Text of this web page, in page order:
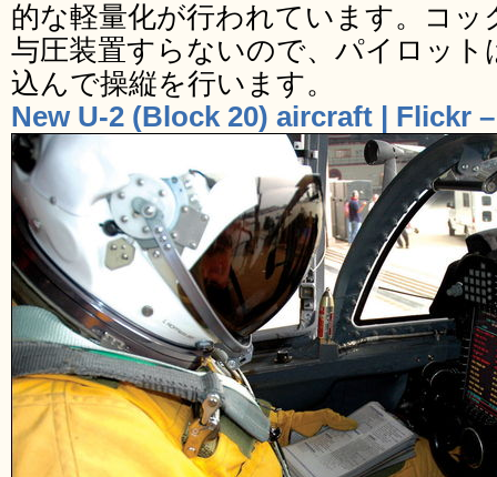
的な軽量化が行われています。コ
与圧装置すらないので、パイロッ
込んで操縦を行います。
New U-2 (Block 20) aircraft | Flickr